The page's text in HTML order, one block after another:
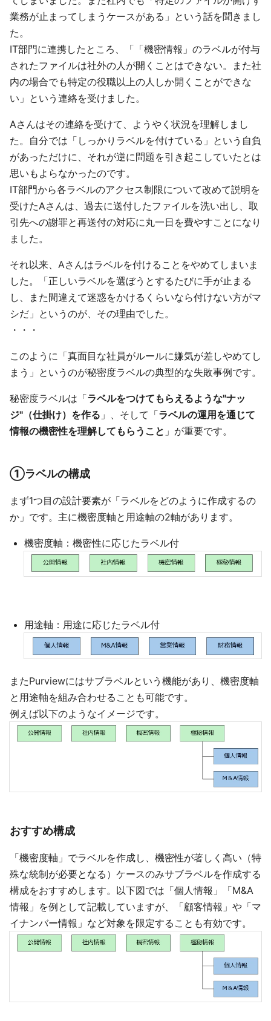
業務が止まってしまうケースがある」という話を聞きまし
た。
IT部門に連携したところ、「「機密情報」のラベルが付与
されたファイルは社外の人が開くことはできない。また社
内の場合でも特定の役職以上の人しか開くことができな
い」という連絡を受けました。
Aさんはその連絡を受けて、ようやく状況を理解しまし
た。自分では「しっかりラベルを付けている」という自負
があっただけに、それが逆に問題を引き起こしていたとは
思いもよらなかったのです。
IT部門から各ラベルのアクセス制限について改めて説明を
受けたAさんは、過去に送付したファイルを洗い出し、取
引先への謝罪と再送付の対応に丸一日を費やすことになり
ました。
それ以来、Aさんはラベルを付けることをやめてしまいま
した。「正しいラベルを選ぼうとするたびに手が止まる
し、また間違えて迷惑をかけるくらいなら付けない方がマ
シだ」というのが、その理由でした。
・・・
このように「真面目な社員がルールに嫌気が差しやめてし
まう」というのが秘密度ラベルの典型的な失敗事例です。
秘密度ラベルは「ラベルをつけてもらえるような"ナッ
ジ"（仕掛け）を作る 」、そして「ラベルの運用を通じて
情報の機密性を理解してもらうこと 」が重要です。
①ラベルの構成
まず1つ目の設計要素が「ラベルをどのように作成するの
か」です。主に機密度軸と用途軸の2軸があります。
機密度軸：機密性に応じたラベル付
用途軸：用途に応じたラベル付
またPurviewにはサブラベルという機能があり、機密度軸
と用途軸を組み合わせることも可能です。
例えば以下のようなイメージです。
おすすめ構成
「機密度軸」でラベルを作成し、機密性が著しく高い（特
殊な統制が必要となる）ケースのみサブラベルを作成する
構成をおすすめします。以下図では「個人情報」「M&A
情報」を例として記載していますが、「顧客情報」や「マ
イナンバー情報」など対象を限定することも有効です。